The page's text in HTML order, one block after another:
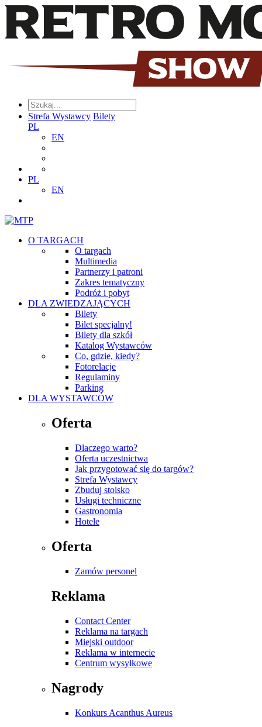
Strefa Wystawcy Bilety
PL
EN
PL
EN
O TARGACH
O targach
Multimedia
Partnerzy i patroni
Zakres tematyczny
Podróż i pobyt
DLA ZWIEDZAJĄCYCH
Bilety
Bilet specjalny!
Bilety dla szkół
Katalog Wystawców
Co, gdzie, kiedy?
Fotorelacje
Regulaminy
Parking
DLA WYSTAWCÓW
Oferta
Dlaczego warto?
Oferta uczestnictwa
Jak przygotować się do targów?
Strefa Wystawcy
Zbuduj stoisko
Usługi techniczne
Gastronomia
Hotele
Oferta
Zamów personel
Reklama
Contact Center
Reklama na targach
Miejski outdoor
Reklama w internecie
Centrum wysyłkowe
Nagrody
Konkurs Acanthus Aureus